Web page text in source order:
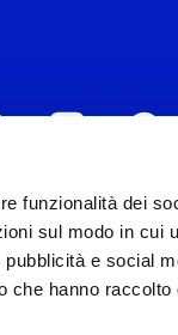
funzionalità dei
sul modo in cui
e social
che hanno raccolto
| Via Nervesa,
966135 in
versato.
ed al fine di